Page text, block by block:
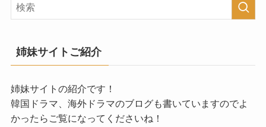
姉妹サイトご紹介
姉妹サイトの紹介です！
韓国ドラマ、海外ドラマのブログも書いていますのでよ
かったらご覧になってくださいね！